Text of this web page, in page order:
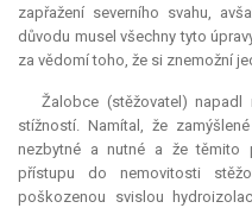
zapřažení severního svahu,
důvodu musel všechny tyto
za vědomí toho, že si znemožní
Žalobce (stěžovatel)
stížností. Namítal, že
nezbytné a nutné a že těmito
přístupu do nemovitosti
poškozenou svislou